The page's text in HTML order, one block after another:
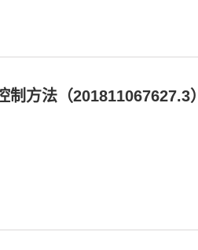
方法（201811067627.3）